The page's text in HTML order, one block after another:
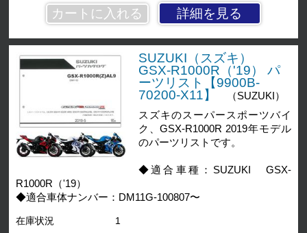
詳細を見る
SUZUKI（スズキ）
GSX-R1000R（'19） パ
ーツリスト【9900B-
70200-X11】
（SUZUKI）
スズキのスーパースポーツバイ
ク、GSX-R1000R 2019年モデル
のパーツリストです。
◆適合車種：SUZUKI GSX-
R1000R（'19）
◆適合車体ナンバー：DM11G-100807〜
在庫状況 1